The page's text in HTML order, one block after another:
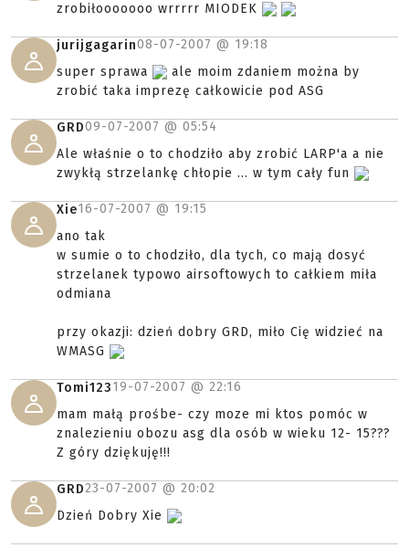
zrobiłooooooo wrrrrr MIODEK
jurijgagarin08-07-2007 @ 19:18
super sprawa
ale moim zdaniem można by
zrobić taka imprezę całkowicie pod ASG
GRD09-07-2007 @ 05:54
Ale właśnie o to chodziło aby zrobić LARP'a a nie
zwykłą strzelankę chłopie ... w tym cały fun
Xie16-07-2007 @ 19:15
ano tak
w sumie o to chodziło, dla tych, co mają dosyć
strzelanek typowo airsoftowych to całkiem miła
odmiana
przy okazji: dzień dobry GRD, miło Cię widzieć na
WMASG
Tomi12319-07-2007 @ 22:16
mam małą prośbe- czy moze mi ktos pomóc w
znalezieniu obozu asg dla osób w wieku 12- 15???
Z góry dziękuję!!!
GRD23-07-2007 @ 20:02
Dzień Dobry Xie